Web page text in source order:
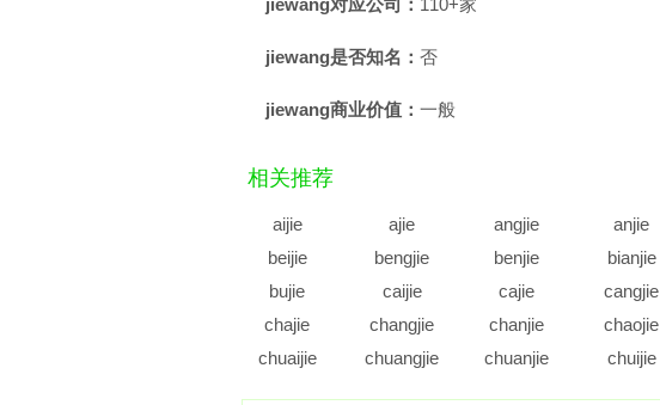
jiewang对应公司： 110+家
jiewang是否知名： 否
jiewang商业价值： 一般
相关推荐
aijie ajie angjie anjie
beijie
bengjie benjie bianjie
bujie
caijie cajie cangjie
chajie
changjie chanjie chaojie
chuaijie
chuangjie chuanjie chuijie